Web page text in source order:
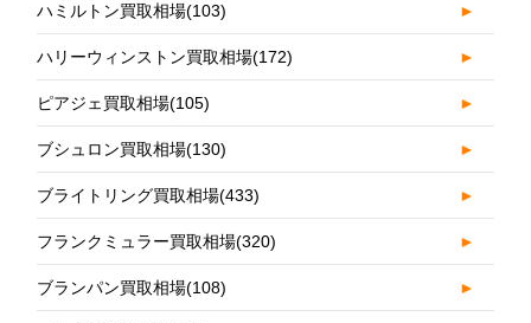
ハミルトン買取相場(103) ►
ハリーウィンストン買取相場(172) ►
ピアジェ買取相場(105) ►
ブシュロン買取相場(130) ►
ブライトリング買取相場(433) ►
フランクミュラー買取相場(320) ►
ブランパン買取相場(108) ►